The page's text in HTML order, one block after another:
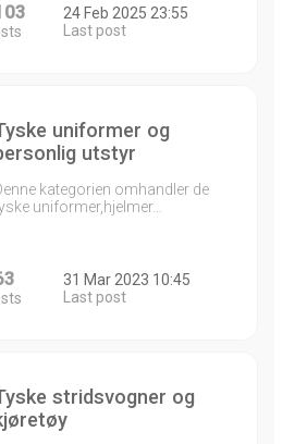
24 Feb 2025 23:55
Last post
uniformer og
utstyr
kategorien omhandler de
uniformer,hjelmer…
31 Mar 2023 10:45
Last post
stridsvogner og